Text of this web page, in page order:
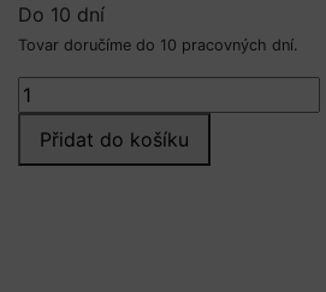
Do 10 dní
Tovar doručíme do 10 pracovných dní.
Floss
band
Přidat do košíku